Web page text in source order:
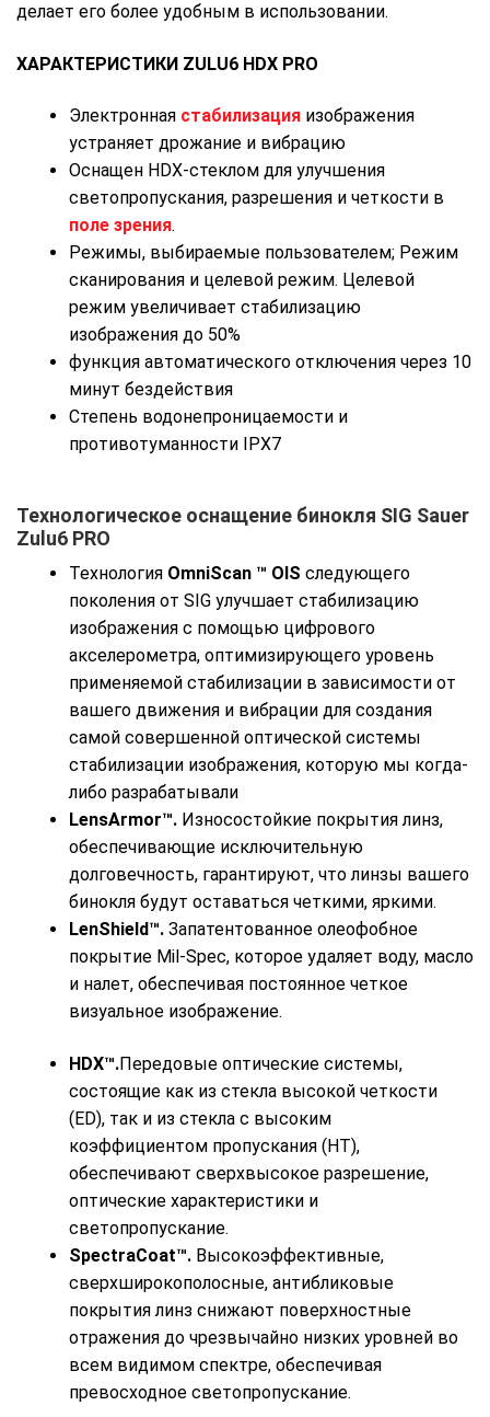
делает его более удобным в использовании.
ХАРАКТЕРИСТИКИ ZULU6 HDX PRO
Электронная стабилизация изображения
устраняет дрожание и вибрацию
Оснащен HDX-стеклом для улучшения
светопропускания, разрешения и четкости в
поле зрения.
Режимы, выбираемые пользователем; Режим
сканирования и целевой режим. Целевой
режим увеличивает стабилизацию
изображения до 50%
функция автоматического отключения через 10
минут бездействия
Степень водонепроницаемости и
противотуманности IPX7
Технологическое оснащение бинокля SIG Sauer
Zulu6 PRO
Технология OmniScan ™ OIS следующего
поколения от SIG улучшает стабилизацию
изображения с помощью цифрового
акселерометра, оптимизирующего уровень
применяемой стабилизации в зависимости от
вашего движения и вибрации для создания
самой совершенной оптической системы
стабилизации изображения, которую мы когда-
либо разрабатывали
LensArmor™. Износостойкие покрытия линз,
обеспечивающие исключительную
долговечность, гарантируют, что линзы вашего
бинокля будут оставаться четкими, яркими.
LenShield™. Запатентованное олеофобное
покрытие Mil-Spec, которое удаляет воду, масло
и налет, обеспечивая постоянное четкое
визуальное изображение.
HDX™.Передовые оптические системы,
состоящие как из стекла высокой четкости
(ED), так и из стекла с высоким
коэффициентом пропускания (HT),
обеспечивают сверхвысокое разрешение,
оптические характеристики и
светопропускание.
SpectraCoat™. Высокоэффективные,
сверхширокополосные, антибликовые
покрытия линз снижают поверхностные
отражения до чрезвычайно низких уровней во
всем видимом спектре, обеспечивая
превосходное светопропускание.